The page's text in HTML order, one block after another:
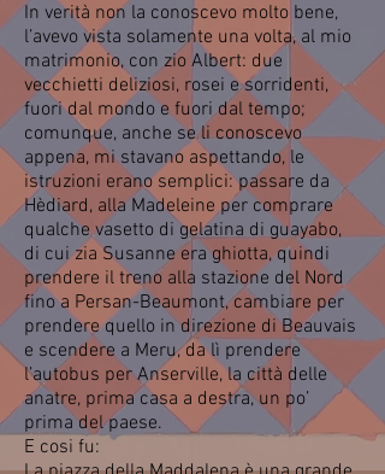
In verità non la conoscevo molto bene,
l’avevo vista solamente una volta, al mio
matrimonio, con zio Albert: due
vecchietti deliziosi, rosei e sorridenti,
fuori dal mondo e fuori dal tempo;
comunque, anche se li conoscevo
appena, mi stavano aspettando, le
istruzioni erano semplici: passare da
Hèdiard, alla Madeleine per comprare
qualche vasetto di gelatina di guayabo,
di cui zia Susanne era ghiotta, quindi
prendere il treno alla stazione del Nord
fino a Persan-Beaumont, cambiare per
prendere quello in direzione di Beauvais
e scendere a Meru, da lì prendere
l’autobus per Anserville, la città delle
anatre, prima casa a destra, un po’
prima del paese.
E cosi fu: